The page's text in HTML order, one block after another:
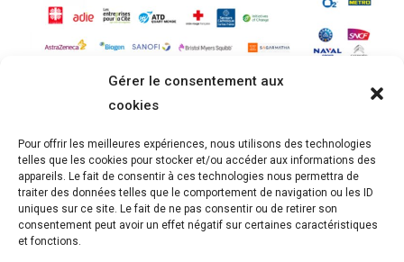
Gérer le consentement aux
cookies
Pour offrir les meilleures expériences, nous utilisons des technologies
telles que les cookies pour stocker et/ou accéder aux informations des
appareils. Le fait de consentir à ces technologies nous permettra de
traiter des données telles que le comportement de navigation ou les ID
uniques sur ce site. Le fait de ne pas consentir ou de retirer son
consentement peut avoir un effet négatif sur certaines caractéristiques
et fonctions.
Découvrez des exemples de facilitation graphique
et vidéos dessinées